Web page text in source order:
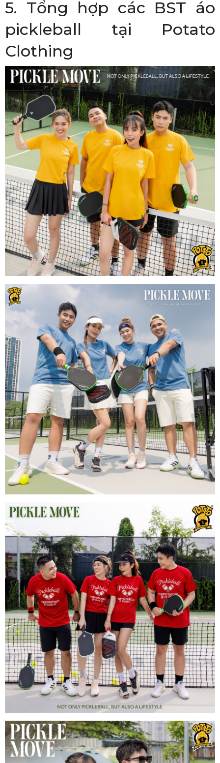
5. Tổng hợp các BST áo
pickleball tại Potato
Clothing